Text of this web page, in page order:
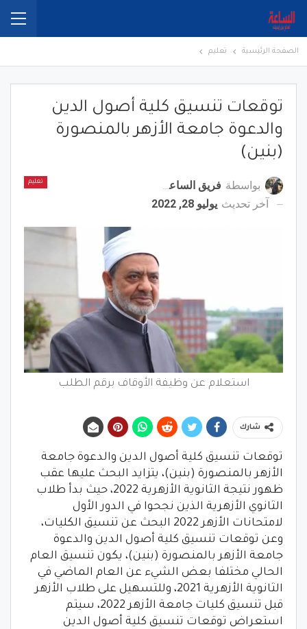
الصفحة الرئيسية تعليم
توقعات تنسيق كلية أصول الدين
والدعوة جامعة الأزهر بالمنصورة
(بنين)
تعليم بواسطة فريق الساعة برس
آخر تحديث يوليو 28, 2022
استعلام عن وظيفة الأوقاف برقم الطلب
شارك
توقعات تنسيق كلية أصول الدين والدعوة جامعة
الأزهر بالمنصورة (بنين)، يتزايد البحث عليها عقب
ظهور نتيجة الثانوية الأزهرية 2022، حيث بدأ طلاب
الثانوي الأزهرية الذين نجحوا في الدور الأول
لامتحانات الأزهر 2022 البحث عن تنسيق الكليات،
وعن توقعات تنسيق كلية أصول الدين والدعوة
جامعة الأزهر بالمنصورة (بنين)، يكون تنسيق العام
الحالي مختلفا بعض الشيء عن العام الماضي في
الثانوية الأزهرية 2021، وللتسهيل على طلاب الأزهر
قبل تنسيق كليات جامعة الأزهر 2022، سيتم
استعراض توقعات تنسيق كلية أصول الدين